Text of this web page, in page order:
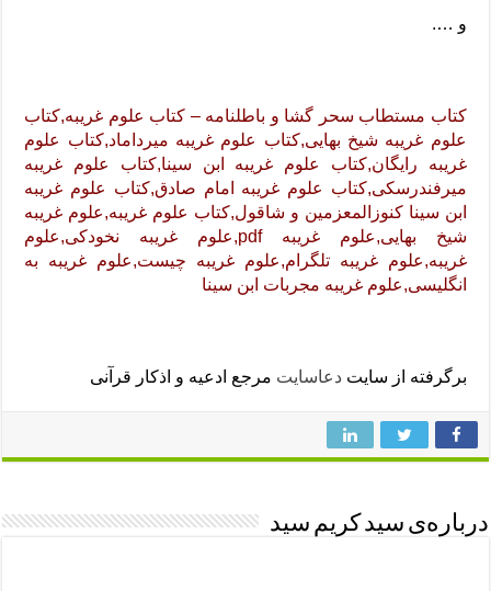
و ….
کتاب مستطاب سحر گشا و باطلنامه – کتاب علوم غریبه,کتاب
علوم غریبه شیخ بهایی,کتاب علوم غریبه میرداماد,کتاب علوم
غریبه رایگان,کتاب علوم غریبه ابن سینا,کتاب علوم غریبه
میرفندرسکی,کتاب علوم غریبه امام صادق,کتاب علوم غریبه
ابن سینا کنوزالمعزمین و شاقول,کتاب علوم غریبه,علوم غریبه
شیخ بهایی,علوم غریبه pdf,علوم غریبه نخودکی,علوم
غریبه,علوم غریبه تلگرام,علوم غریبه چیست,علوم غریبه به
انگلیسی,علوم غریبه مجربات ابن سینا
برگرفته از سایت دعاسایت مرجع ادعیه و اذکار قرآنی
درباره‌ی سید کریم سید